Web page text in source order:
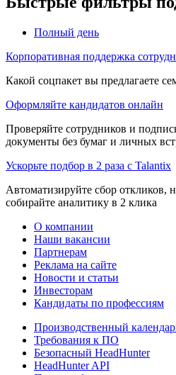
Полный день
Корпоративная поддержка
Какой соцпакет вы предлагаете
Оформляйте кандидатов онлайн
Проверяйте сотрудников и
документы без бумаг и личных
Ускорьте подбор в 2 раза с Talantix
Автоматизируйте сбор откликов,
собирайте аналитику в 2 клика
О компании
Наши вакансии
Партнерам
Реклама на сайте
Новости и статьи
Инвесторам
Кандидаты по профессиям
Производственный
Требования к ПО
Безопасный HeadHunter
HeadHunter API